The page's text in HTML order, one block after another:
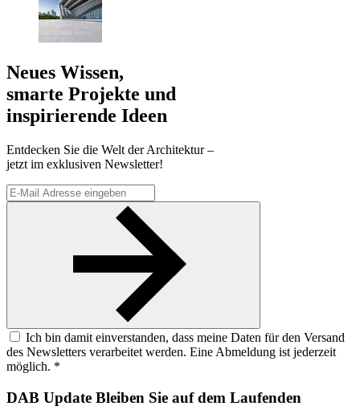
Neues Wissen,
smarte Projekte und
inspirierende Ideen
Entdecken Sie die Welt der Architektur –
jetzt im exklusiven Newsletter!
Ich bin damit einverstanden, dass meine Daten für den Versand
des Newsletters verarbeitet werden. Eine Abmeldung ist jederzeit
möglich. *
DAB Update Bleiben Sie auf dem Laufenden